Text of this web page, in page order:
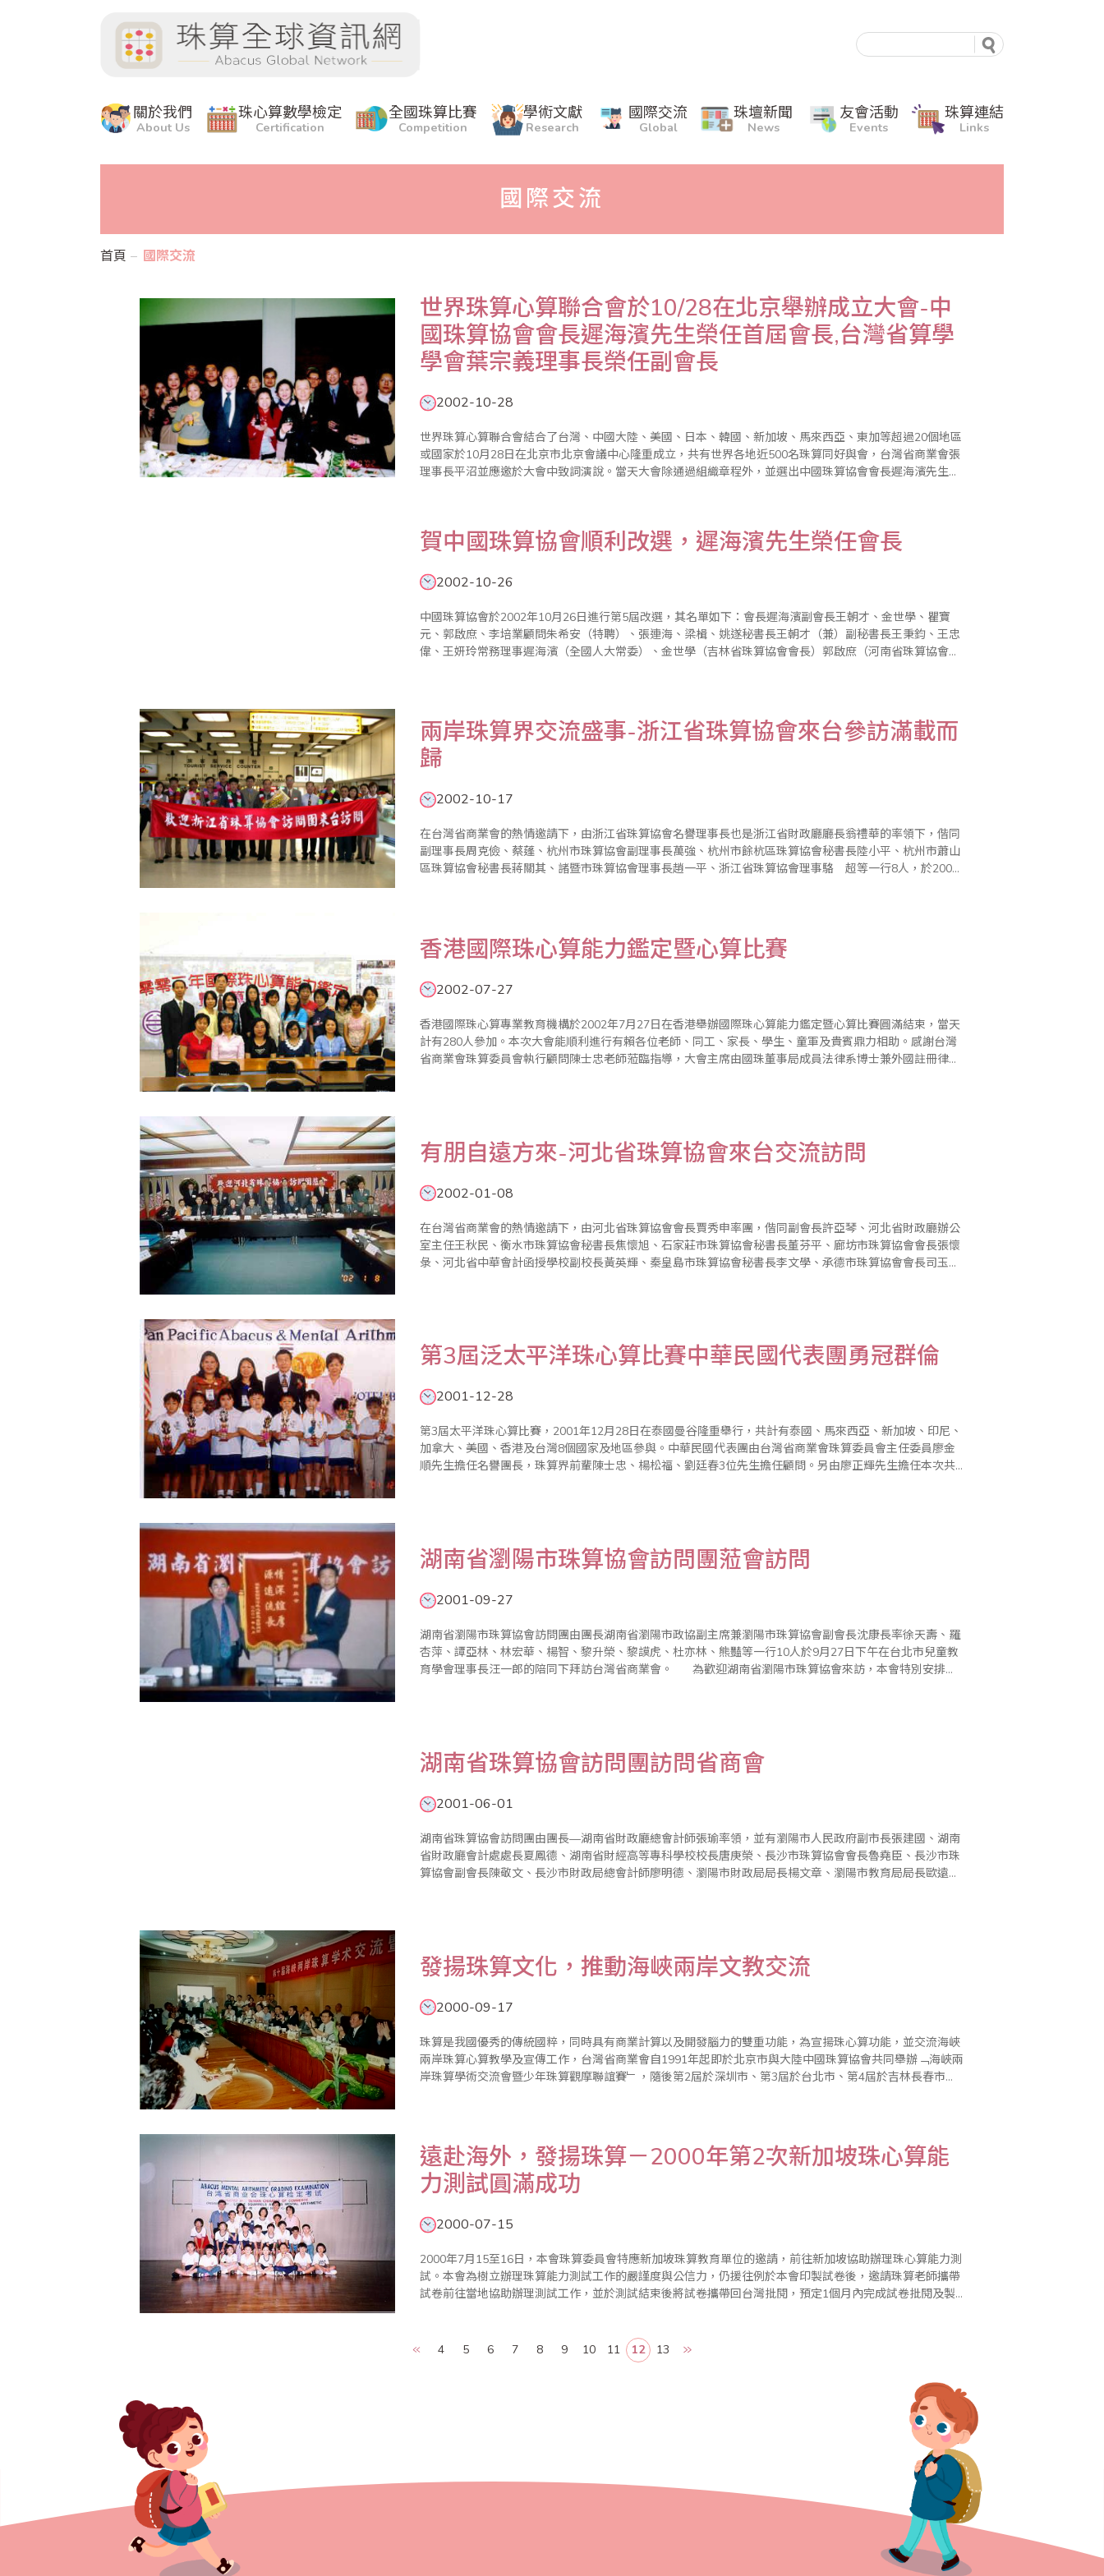
關於我們
About Us
珠心算數學檢定
Certification
全國珠算比賽
Competition
學術文獻
Research
國際交流
Global
珠壇新聞
News
友會活動
Events
珠算連結
Links
國際交流
首頁 國際交流
世界珠算心算聯合會於10/28在北京舉辦成立大會-中
國珠算協會會長遲海濱先生榮任首屆會長,台灣省算學
學會葉宗義理事長榮任副會長
2002-10-28
世界珠算心算聯合會結合了台灣、中國大陸、美國、日本、韓國、新加坡、馬來西亞、東加等超過20個地區
或國家於10月28日在北京市北京會議中心隆重成立，共有世界各地近500名珠算同好與會，台灣省商業會張
理事長平沼並應邀於大會中致詞演說。當天大會除通過組織章程外，並選出中國珠算協會會長遲海濱先生擔
賀中國珠算協會順利改選，遲海濱先生榮任會長
2002-10-26
中國珠算協會於2002年10月26日進行第5屆改選，其名單如下：會長遲海濱副會長王朝才、金世學、瞿寶
元、郭啟庶、李培業顧問朱希安（特聘）、張連海、梁楫、姚遂秘書長王朝才（兼）副秘書長王秉鈞、王忠
偉、王妍玲常務理事遲海濱（全國人大常委）、金世學（吉林省珠算協會會長）郭啟庶（河南省珠算協會副
兩岸珠算界交流盛事-浙江省珠算協會來台參訪滿載而
歸
2002-10-17
在台灣省商業會的熱情邀請下，由浙江省珠算協會名譽理事長也是浙江省財政廳廳長翁禮華的率領下，偕同
副理事長周克儉、蔡蓬、杭州市珠算協會副理事長萬強、杭州市餘杭區珠算協會秘書長陸小平、杭州市蕭山
區珠算協會秘書長蔣關其、諸暨市珠算協會理事長趙一平、浙江省珠算協會理事駱 超等一行8人，於2002
香港國際珠心算能力鑑定暨心算比賽
2002-07-27
香港國際珠心算專業教育機構於2002年7月27日在香港舉辦國際珠心算能力鑑定暨心算比賽圓滿結束，當天
計有280人參加。本次大會能順利進行有賴各位老師、同工、家長、學生、童軍及貴賓鼎力相助。感謝台灣
省商業會珠算委員會執行顧問陳士忠老師蒞臨指導，大會主席由國珠董事局成員法律系博士兼外國註冊律師
有朋自遠方來-河北省珠算協會來台交流訪問
2002-01-08
在台灣省商業會的熱情邀請下，由河北省珠算協會會長賈秀申率團，偕同副會長許亞琴、河北省財政廳辦公
室主任王秋民、衡水市珠算協會秘書長焦懷旭、石家莊市珠算協會秘書長董芬平、廊坊市珠算協會會長張懷
彔、河北省中華會計函授學校副校長黃英輝、秦皇島市珠算協會秘書長李文學、承德市珠算協會會長司玉
第3屆泛太平洋珠心算比賽中華民國代表團勇冠群倫
2001-12-28
第3屆太平洋珠心算比賽，2001年12月28日在泰國曼谷隆重舉行，共計有泰國、馬來西亞、新加坡、印尼、
加拿大、美國、香港及台灣8個國家及地區參與。中華民國代表團由台灣省商業會珠算委員會主任委員廖金
順先生擔任名譽團長，珠算界前輩陳士忠、楊松福、劉廷春3位先生擔任顧問。另由廖正輝先生擔任本次共
湖南省瀏陽市珠算協會訪問團蒞會訪問
2001-09-27
湖南省瀏陽市珠算協會訪問團由團長湖南省瀏陽市政協副主席兼瀏陽市珠算協會副會長沈康長率徐天壽、羅
杏萍、譚亞林、林宏華、楊智、黎升榮、黎謨虎、杜亦林、熊豔等一行10人於9月27日下午在台北市兒童教
育學會理事長汪一郎的陪同下拜訪台灣省商業會。 為歡迎湖南省瀏陽市珠算協會來訪，本會特別安排座
湖南省珠算協會訪問團訪問省商會
2001-06-01
湖南省珠算協會訪問團由團長—湖南省財政廳總會計師張瑜率領，並有瀏陽市人民政府副市長張建國、湖南
省財政廳會計處處長夏鳳德、湖南省財經高等專科學校校長唐庚榮、長沙市珠算協會會長魯堯臣、長沙市珠
算協會副會長陳敬文、長沙市財政局總會計師廖明德、瀏陽市財政局局長楊文章、瀏陽市教育局局長歐遠
發揚珠算文化，推動海峽兩岸文教交流
2000-09-17
珠算是我國優秀的傳統國粹，同時具有商業計算以及開發腦力的雙重功能，為宣揚珠心算功能，並交流海峽
兩岸珠算心算教學及宣傳工作，台灣省商業會自1991年起即於北京市與大陸中國珠算協會共同舉辦﹁海峽兩
岸珠算學術交流會暨少年珠算觀摩聯誼賽﹂，隨後第2屆於深圳市、第3屆於台北市、第4屆於吉林長春市，
遠赴海外，發揚珠算－2000年第2次新加坡珠心算能
力測試圓滿成功
2000-07-15
2000年7月15至16日，本會珠算委員會特應新加坡珠算教育單位的邀請，前往新加坡協助辦理珠心算能力測
試。本會為樹立辦理珠算能力測試工作的嚴謹度與公信力，仍援往例於本會印製試卷後，邀請珠算老師攜帶
試卷前往當地協助辦理測試工作，並於測試結束後將試卷攜帶回台灣批閱，預定1個月內完成試卷批閱及製
4
5 6 7 8 9 10 11 12 13